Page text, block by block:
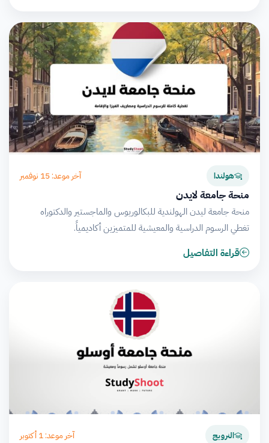
هولندا آخر موعد: 15 نوفمبر
منحة جامعة لايدن
منحة جامعة ليدن الهولندية للبكالوريوس والماجستير والدكتوراه
تغطي الرسوم الدراسية والمعيشية للمتميزين أكاديمياً.
قراءة التفاصيل
النرويج آخر موعد: 1 أكتوبر